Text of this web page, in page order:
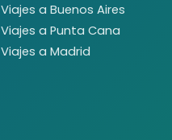
Viajes a Buenos Aires
Viajes a Punta Cana
Viajes a Madrid